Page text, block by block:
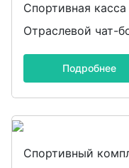
Спортивная касса
Отраслевой чат-
Подробнее
Спортивный